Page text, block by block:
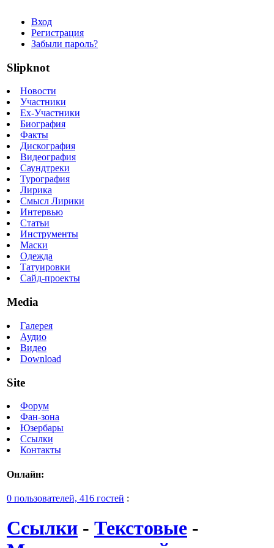
Вход
Регистрация
Забыли пароль?
Slipknot
Новости
Участники
Ex-Участники
Биография
Факты
Дискография
Видеография
Саундтреки
Турография
Лирика
Смысл Лирики
Интервью
Статьи
Инструменты
Маски
Одежда
Татуировки
Сайд-проекты
Media
Галерея
Аудио
Видео
Download
Site
Форум
Фан-зона
Юзербары
Ссылки
Контакты
Онлайн:
0 пользователей, 416 гостей :
Ссылки - Текстовые -